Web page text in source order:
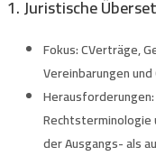
1. Juristische
Fokus:CVerträge,
Vereinbarungen
Herausforderungen:
Rechtsterminologie
der Ausgangs- als